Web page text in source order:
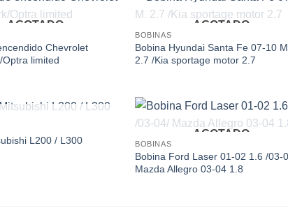
AGOTADO
Chevrolet
limited
AGOTADO
BOBINAS
Bobina Hyundai Santa Fe 07-10 M.
2.7 /Kia sportage motor 2.7
L200 / L300
AGOTADO
BOBINAS
Bobina Ford Laser 01-02 1.6 /03-
Mazda Allegro 03-04 1.8